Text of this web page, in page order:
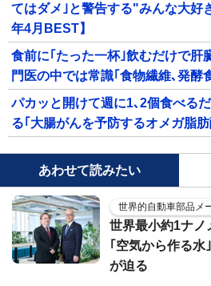
てはダメ｣と警告する"みんな大好
年4月BEST】
食前に｢たった一杯｣飲むだけで
門医の中では常識｢食物繊維､発酵
パカッと開けて週に1､2個食べる
る｢大腸がんを予防するオメガ脂
あわせて読みたい
世界的自動車部品メ
世界最小約1ナノ
｢空気から作る水
が迫る